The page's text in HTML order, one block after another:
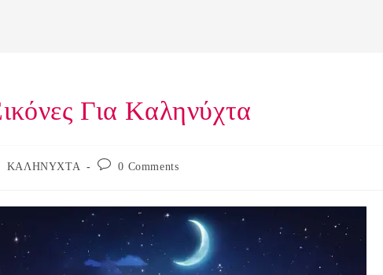
Για Καληνύχτα
ΚΑΛΗΝΥΧΤΑ
Post 0 Comments